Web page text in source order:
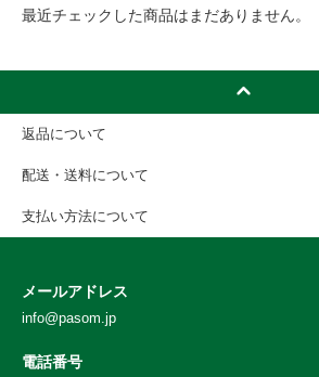
最近チェックした商品はまだありません。
返品について
配送・送料について
支払い方法について
メールアドレス
info@pasom.jp
電話番号